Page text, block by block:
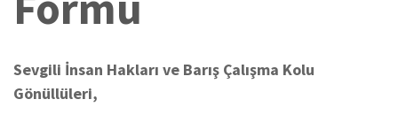
Sevgili İnsan Hakları ve Barış Çalışma Kolu
Gönüllüleri,